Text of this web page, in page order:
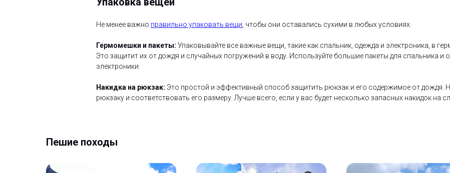
Не менее важно правильно упаковать вещи , чтобы они оставались сухими в любых условиях.
Гермомешки и пакеты: Упаковывайте все важные вещи, такие как спальник, одежда и электроника, в
Это защитит их от дождя и случайных погружений в воду. Используйте большие пакеты для спальника и
электроники.
Накидка на рюкзак: Это простой и эффективный способ защитить рюкзак и его содержимое от дождя.
рюкзаку и соответствовать его размеру. Лучше всего, если у вас будет несколько запасных накидок на
Пешие походы